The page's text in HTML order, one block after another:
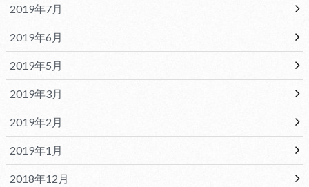
2019年7月
2019年6月
2019年5月
2019年3月
2019年2月
2019年1月
2018年12月